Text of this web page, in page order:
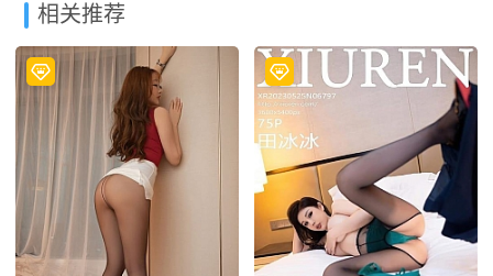
相关推荐